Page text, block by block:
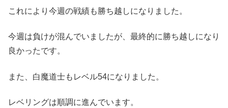
これにより今週の戦績も勝ち越しになりました。
今週は負けが混んでいましたが、最終的に勝ち越しになり
良かったです。
また、白魔道士もレベル54になりました。
レベリングは順調に進んでいます。